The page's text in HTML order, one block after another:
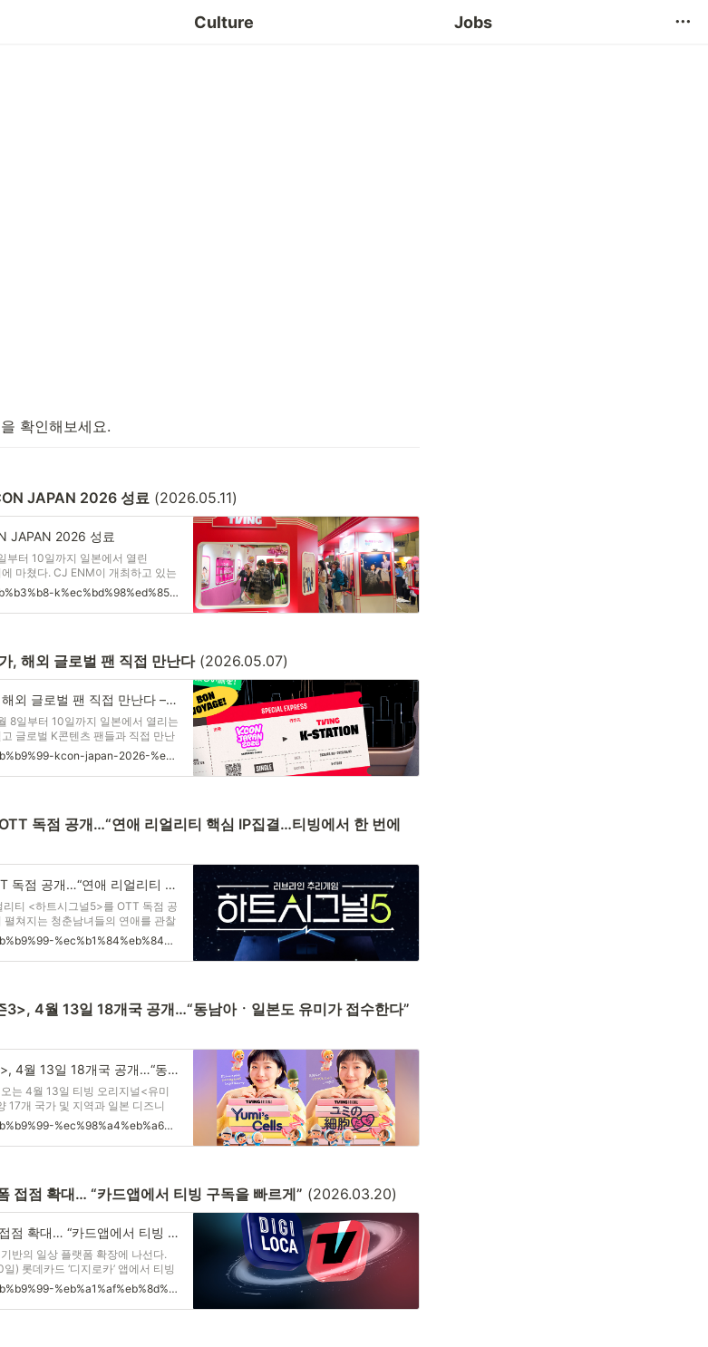
Culture Jobs
자주 묻는 질문
확인해보세요.
JAPAN 2026 성료 (2026.05.11)
JAPAN 2026 성료
부터 10일까지 일본에서 열린
마쳤다. CJ ENM이 개최하고 있는
츠 등 한국의 라이프스타일을 체험https://cjnews.cj.net/%ec%9d%bc%eb%b3%b8-k%ec%bd%98%ed%85%90%ec%b8%a0-%ed%8c%ac%ec%8b%ac-%ec%9e%a1%ec%95%98%eb%8b%a4-%ed%8b%b0%eb%b9%99-kcon-japan-2026-%ec%84%b1%eb%a3%8c/
, 해외 글로벌 팬 직접 만난다 (2026.05.07)
티빙 KCON JAPAN 2026 부스 참가, 해외 글로벌 팬 직접 만난다 – CJ 뉴스룸
8일부터 10일까지 일본에서 열리는
글로벌 K콘텐츠 팬들과 직접 만난
진행하는 것은 이번이 처음이다. https://cjnews.cj.net/%ed%8b%b0%eb%b9%99-kcon-japan-2026-%eb%b6%80%ec%8a%a4-%ec%b0%b8%ea%b0%80-%ed%95%b4%ec%99%b8-%ea%b8%80%eb%a1%9c%eb%b2%8c-%ed%8c%ac-%ec%a7%81%ec%a0%91-%eb%a7%8c%eb%82%9c%eb%8b%a4/
독점 공개…“연애 리얼리티 핵심 IP집결…티빙에서 한 번에
티빙, 채널A 예능 <하트시그널5> OTT 독점 공개…“연애 리얼리티 핵심 IP집결…티빙에서 한 번에 본다!” – CJ 뉴스룸
티 <하트시그널5>를 OTT 독점 공
쳐지는 청춘남녀들의 연애를 관찰
티 예능으로, 시즌마다 높은 화제성
https://cjnews.cj.net/%ed%8b%b0%eb%b9%99-%ec%b1%84%eb%84%90a-%ec%98%88%eb%8a%a5-%ed%95%98%ed%8a%b8%ec%8b%9c%ea%b7%b8%eb%84%905-ott-%eb%8f%85%ec%a0%90-%ea%b3%b5%ea%b0%9c-%ec%97%b0%ec%95%a0-%eb%a6%ac/
티빙 오리지널 <유미의 세포들 시즌3>, 4월 13일 18개국 공개…“동남아ㆍ일본도 유미가 접수한다” – CJ 뉴스룸
는 4월 13일 티빙 오리지널<유미
17개 국가 및 지역과 일본 디즈니
이용자 공략에 나선다. 티빙 오리지
https://cjnews.cj.net/%ed%8b%b0%eb%b9%99-%ec%98%a4%eb%a6%ac%ec%a7%80%eb%84%90-%ec%9c%a0%eb%af%b8%ec%9d%98-%ec%84%b8%ed%8f%ac%eb%93%a4-%ec%8b%9c%ec%a6%8c3-4%ec%9b%94-13%ec%9d%bc-18%ea%b0%9c%ea%b5%ad/
접점 확대… “카드앱에서 티빙 구독을 빠르게” (2026.03.20)
티빙, 롯데카드 맞손! 일상 속 플랫폼 접점 확대… “카드앱에서 티빙 구독을 빠르게” – CJ 뉴스룸
반의 일상 플랫폼 확장에 나선다.
) 롯데카드 ‘디지로카’ 앱에서 티빙
X티빙’ 제휴서비스를 선보인다. 이https://cjnews.cj.net/%ed%8b%b0%eb%b9%99-%eb%a1%af%eb%8d%b0%ec%b9%b4%eb%93%9c-%eb%a7%9e%ec%86%90-%ec%9d%bc%ec%83%81-%ec%86%8d-%ed%94%8c%eb%9e%ab%ed%8f%bc-%ec%a0%91%ec%a0%90-%ed%99%95%eb%8c%80-%ec%b9%b4/